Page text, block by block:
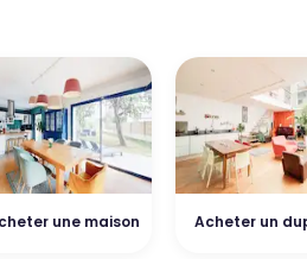
une maison Acheter un